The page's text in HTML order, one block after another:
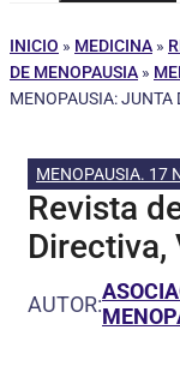
INICIO » MEDICINA »
DE MENOPAUSIA »
MENOPAUSIA: JUNTA
MENOPAUSIA. 17
Revista
Directiva,
AUTOR: